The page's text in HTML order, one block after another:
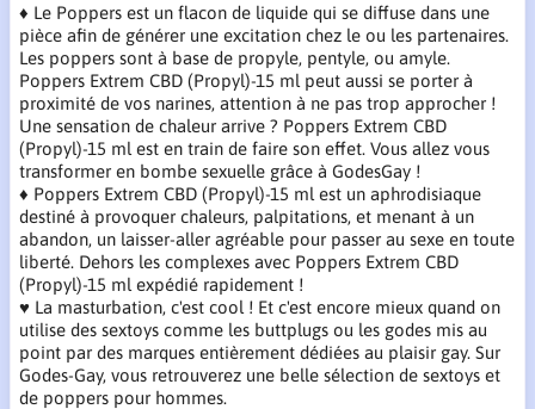
♦ Le Poppers est un flacon de liquide qui se diffuse dans une
pièce afin de générer une excitation chez le ou les partenaires.
Les poppers sont à base de propyle, pentyle, ou amyle.
Poppers Extrem CBD (Propyl)-15 ml peut aussi se porter à
proximité de vos narines, attention à ne pas trop approcher !
Une sensation de chaleur arrive ? Poppers Extrem CBD
(Propyl)-15 ml est en train de faire son effet. Vous allez vous
transformer en bombe sexuelle grâce à GodesGay !
♦ Poppers Extrem CBD (Propyl)-15 ml est un aphrodisiaque
destiné à provoquer chaleurs, palpitations, et menant à un
abandon, un laisser-aller agréable pour passer au sexe en toute
liberté. Dehors les complexes avec Poppers Extrem CBD
(Propyl)-15 ml expédié rapidement !
♥ La masturbation, c'est cool ! Et c'est encore mieux quand on
utilise des sextoys comme les buttplugs ou les godes mis au
point par des marques entièrement dédiées au plaisir gay. Sur
Godes-Gay, vous retrouverez une belle sélection de sextoys et
de poppers pour hommes.